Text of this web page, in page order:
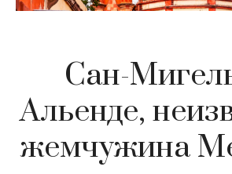
Сан-
Альенде,
жемчужина